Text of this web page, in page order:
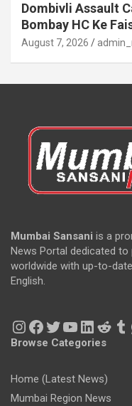
Dombivli Assault
Bombay HC Ke
August 7, 2026
Mumbai Sansani is a
News Portal dedicated to
worldwide with up-to-
English.
Instagram
Facebook
Twitter
YouTube
Browse Categories
Home (Latest News)
Mumbai Region News